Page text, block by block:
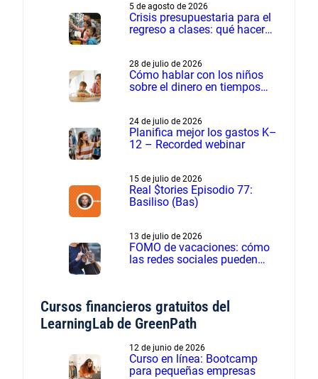
5 de agosto de 2026
Crisis presupuestaria para el
regreso a clases: qué hacer
28 de julio de 2026
Cómo hablar con los niños
sobre el dinero en tiempos
24 de julio de 2026
Planifica mejor los gastos K–
12 – Recorded webinar
15 de julio de 2026
Real $tories Episodio 77:
Basiliso (Bas)
13 de julio de 2026
FOMO de vacaciones: cómo
las redes sociales pueden
Cursos financieros gratuitos del
LearningLab de GreenPath
12 de junio de 2026
Curso en línea: Bootcamp
para pequeñas empresas